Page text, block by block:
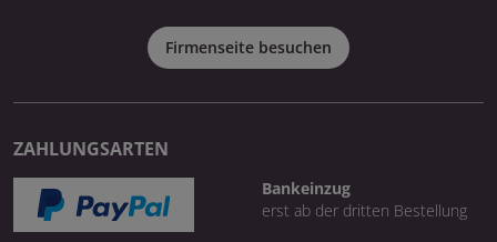
Firmenseite besuchen
ZAHLUNGSARTEN
Bankeinzug
erst ab der dritten Bestellung